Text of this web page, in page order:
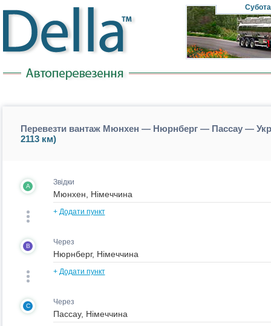
Субота
Перевезти вантаж Мюнхен — Нюрнберг — Пассау —
2113 км)
A Звідки
+ Додати пункт
B Через
+ Додати пункт
C Через